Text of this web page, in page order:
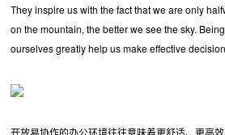
They inspire us with the fact that we are only
on the mountain, the better we see the sky.
ourselves greatly help us make effective
开放易协作的办公环境往往意味着更舒适、更高效